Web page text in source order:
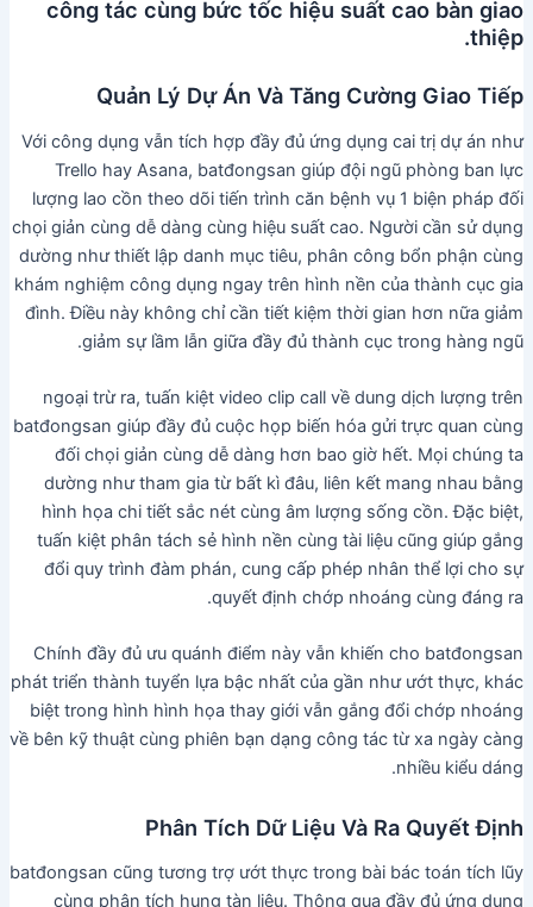
công tác cùng bức tốc hiệu suất cao bàn giao
thiệp.
Quản Lý Dự Án Và Tăng Cường Giao Tiếp
Với công dụng vẫn tích hợp đầy đủ ứng dụng cai trị dự án như
Trello hay Asana, batđongsan giúp đội ngũ phòng ban lực
lượng lao cồn theo dõi tiến trình căn bệnh vụ 1 biện pháp đối
chọi giản cùng dễ dàng cùng hiệu suất cao. Người cần sử dụng
dường như thiết lập danh mục tiêu, phân công bổn phận cùng
khám nghiệm công dụng ngay trên hình nền của thành cục gia
đình. Điều này không chỉ cần tiết kiệm thời gian hơn nữa giảm
giảm sự lầm lẫn giữa đầy đủ thành cục trong hàng ngũ.
ngoại trừ ra, tuấn kiệt video clip call về dung dịch lượng trên
batđongsan giúp đầy đủ cuộc họp biến hóa gửi trực quan cùng
đối chọi giản cùng dễ dàng hơn bao giờ hết. Mọi chúng ta
dường như tham gia từ bất kì đâu, liên kết mang nhau bằng
hình họa chi tiết sắc nét cùng âm lượng sống cồn. Đặc biệt,
tuấn kiệt phân tách sẻ hình nền cùng tài liệu cũng giúp gắng
đổi quy trình đàm phán, cung cấp phép nhân thể lợi cho sự
quyết định chớp nhoáng cùng đáng ra.
Chính đầy đủ ưu quánh điểm này vẫn khiến cho batđongsan
phát triển thành tuyển lựa bậc nhất của gần như ướt thực, khác
biệt trong hình hình họa thay giới vẫn gắng đổi chớp nhoáng
về bên kỹ thuật cùng phiên bạn dạng công tác từ xa ngày càng
nhiều kiểu dáng.
Phân Tích Dữ Liệu Và Ra Quyết Định
batđongsan cũng tương trợ ướt thực trong bài bác toán tích lũy
cùng phân tích hung tàn liệu. Thông qua đầy đủ ứng dụng